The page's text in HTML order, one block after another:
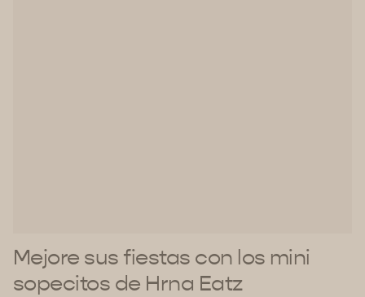
Mejore sus fiestas con los mini
sopecitos de Hrna Eatz